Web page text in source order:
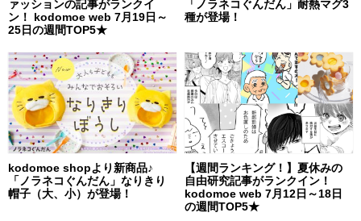
ァッションの記事がランクイ
ン！ kodomoe web 7月19日～
25日の週間TOP5★
「ノラネコぐんだん」耐熱マグ3
種が登場！
kodomoe shopより新商品♪
「ノラネコぐんだん」なりきり
帽子（大、小）が登場！
【週間ランキング！】夏休みの
自由研究記事がランクイン！
kodomoe web 7月12日～18日
の週間TOP5★